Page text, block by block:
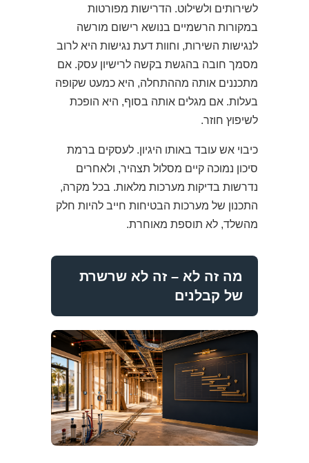
לשירותים ולשילוט. הדרישות מפורטות
במקורות הרשמיים בנושא רישום מורשה
לנגישות השירות, וחוות דעת נגישות היא לרוב
מסמך חובה בהגשת בקשה לרישיון עסק. אם
מתכננים אותה מההתחלה, היא כמעט שקופה
בעלות. אם מגלים אותה בסוף, היא הופכת
לשיפוץ חוזר.
כיבוי אש עובד באותו היגיון. לעסקים ברמת
סיכון נמוכה קיים מסלול תצהיר, ולאחרים
נדרשות בדיקות מערכות מלאות. בכל מקרה,
התכנון של מערכות הבטיחות חייב להיות חלק
מהשלד, לא תוספת מאוחרת.
מה זה לא – זה לא שרשרת
של קבלנים